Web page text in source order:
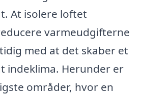
At isolere loftet
varmeudgifterne
med at det skaber et
indeklima. Herunder er
områder, hvor en